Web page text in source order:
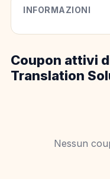
INFORMAZIONI
Coupon attivi
Translation
Nessun